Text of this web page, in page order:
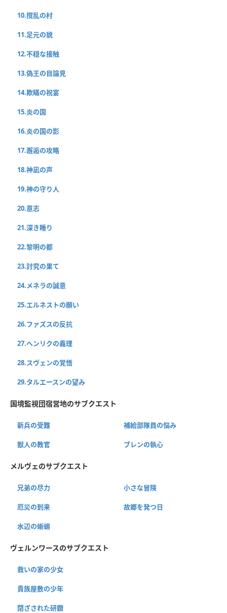
10.撹乱の村
11.足元の貌
12.不穏な接触
13.偽王の目論見
14.欺瞞の祝宴
15.炎の国
16.炎の国の影
17.邂逅の攻略
18.神凪の声
19.神の守り人
20.意志
21.深き睡り
22.黎明の都
23.討究の果て
24.メネラの誠意
25.エルネストの願い
26.ファズスの反抗
27.ヘンリクの義理
28.スヴェンの覚悟
29.タルエースンの望み
国境監視団宿営地のサブクエスト
新兵の受難 補給部隊員の悩み
獣人の教官 ブレンの執心
メルヴェのサブクエスト
兄弟の尽力 小さな冒険
厄災の到来 故郷を発つ日
水辺の蜥蜴
ヴェルンワースのサブクエスト
救いの家の少女
貴族屋敷の少年
閉ざされた研鑽